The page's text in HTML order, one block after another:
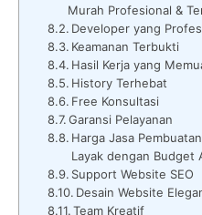
Murah Profesional &
Developer yang
Keamanan Terbukti
Hasil Kerja yang
History Terhebat
Free Konsultasi
Garansi Pelayanan
Harga Jasa
Layak dengan Budget
Support Website SEO
Desain Website
Team Kreatif